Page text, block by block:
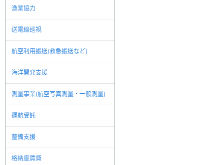
漁業協力
送電線巡視
航空利用搬送(救急搬送など)
海洋開発支援
測量事業(航空写真測量・一般測量)
運航受託
整備支援
格納庫賃貸